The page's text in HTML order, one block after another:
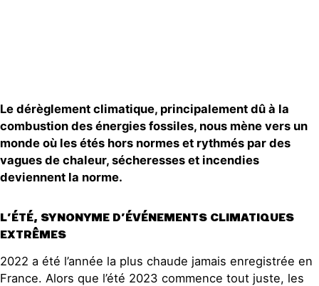
Le dérèglement climatique, principalement dû à la
combustion des énergies fossiles, nous mène vers un
monde où les étés hors normes et rythmés par des
vagues de chaleur, sécheresses et incendies
deviennent la norme.
L’ÉTÉ, SYNONYME D’ÉVÉNEMENTS CLIMATIQUES
EXTRÊMES
2022 a été l’année la plus chaude jamais enregistrée en
France. Alors que l’été 2023 commence tout juste, les